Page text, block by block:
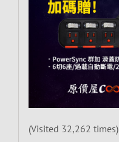
(Visited 32,262 times)